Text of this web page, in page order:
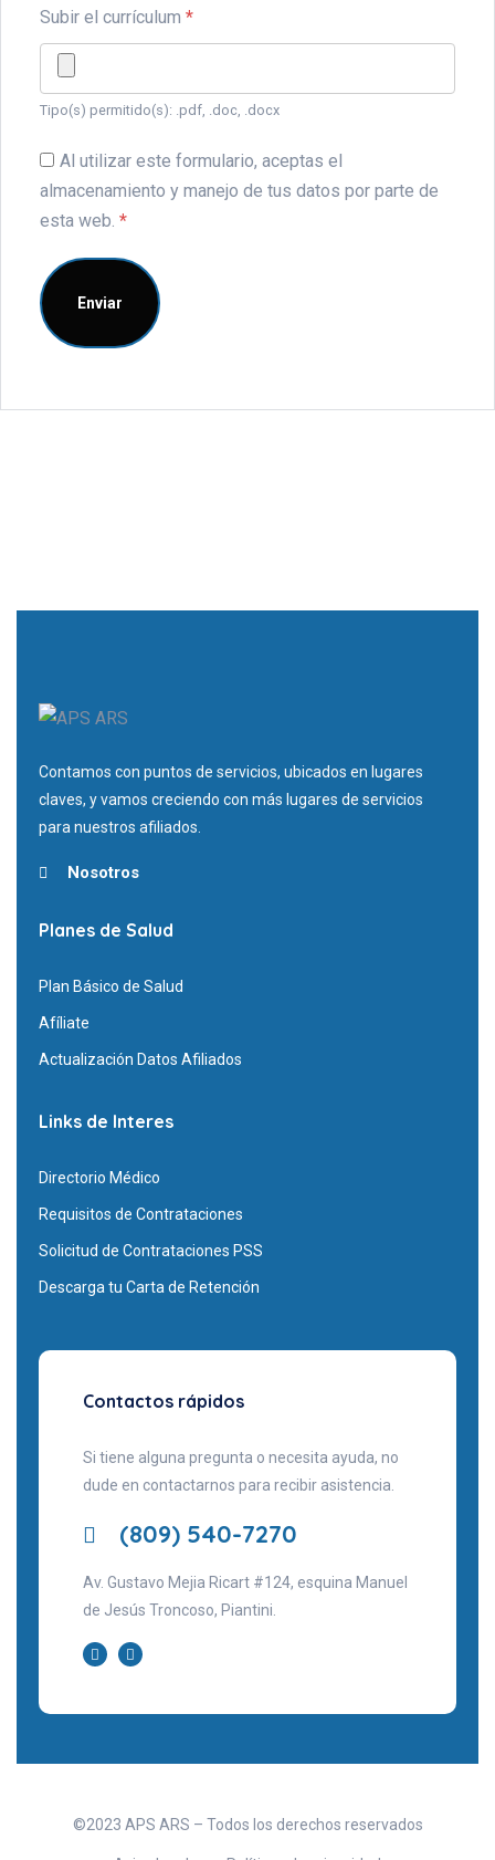
Subir el currículum *
Tipo(s) permitido(s): .pdf, .doc, .docx
Al utilizar este formulario, aceptas el
almacenamiento y manejo de tus datos por parte de
esta web. *
Contamos con puntos de servicios, ubicados en lugares
claves, y vamos creciendo con más lugares de servicios
para nuestros afiliados.
Nosotros
Planes de Salud
Plan Básico de Salud
Afíliate
Actualización Datos Afiliados
Links de Interes
Directorio Médico
Requisitos de Contrataciones
Solicitud de Contrataciones PSS
Descarga tu Carta de Retención
Contactos rápidos
Si tiene alguna pregunta o necesita ayuda, no
dude en contactarnos para recibir asistencia.
(809) 540-7270
Av. Gustavo Mejia Ricart #124, esquina Manuel
de Jesús Troncoso, Piantini.
©2023 APS ARS – Todos los derechos reservados